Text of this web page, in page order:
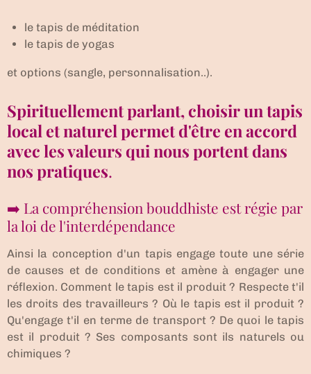
le tapis de méditation
le tapis de yogas
et options (sangle, personnalisation..).
Spirituellement parlant, choisir un tapis
local et naturel permet d'être en accord
avec les valeurs qui nous portent dans
nos pratiques.
➡️ La compréhension bouddhiste est régie par
la loi de l'interdépendance
Ainsi la conception d'un tapis engage toute une série
de causes et de conditions et amène à engager une
réflexion. Comment le tapis est il produit ? Respecte t'il
les droits des travailleurs ? Où le tapis est il produit ?
Qu'engage t'il en terme de transport ? De quoi le tapis
est il produit ? Ses composants sont ils naturels ou
chimiques ?